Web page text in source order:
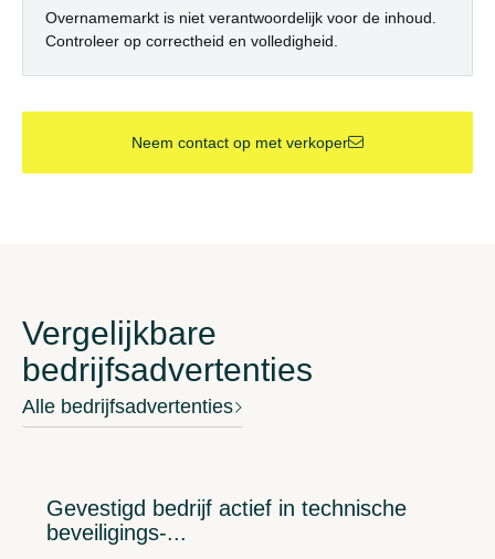
Overnamemarkt is niet verantwoordelijk voor de inhoud.
Controleer op correctheid en volledigheid.
Neem contact op met verkoper
Vergelijkbare
bedrijfsadvertenties
Alle bedrijfsadvertenties
Gevestigd bedrijf actief in technische
beveiligings-...